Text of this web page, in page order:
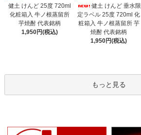
健土 けんど 25度 720ml
化粧箱入 牛ノ根蒸留所
芋焼酎 代表銘柄
1,950円(税込)
健土 けんど 垂水限
定ラベル 25度 720ml 化
粧箱入 牛ノ根蒸留所 芋
焼酎 代表銘柄
1,950円(税込)
もっと見る